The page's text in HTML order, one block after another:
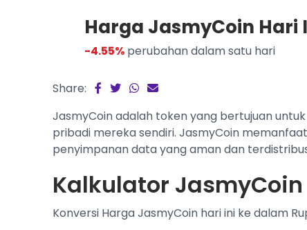
Harga JasmyCoin Hari
-4.55% perubahan dalam satu hari
Share:
JasmyCoin adalah token yang bertujuan
pribadi mereka sendiri. JasmyCoin
penyimpanan data yang aman dan
Kalkulator JasmyCoin
Konversi Harga JasmyCoin hari ini ke dalam